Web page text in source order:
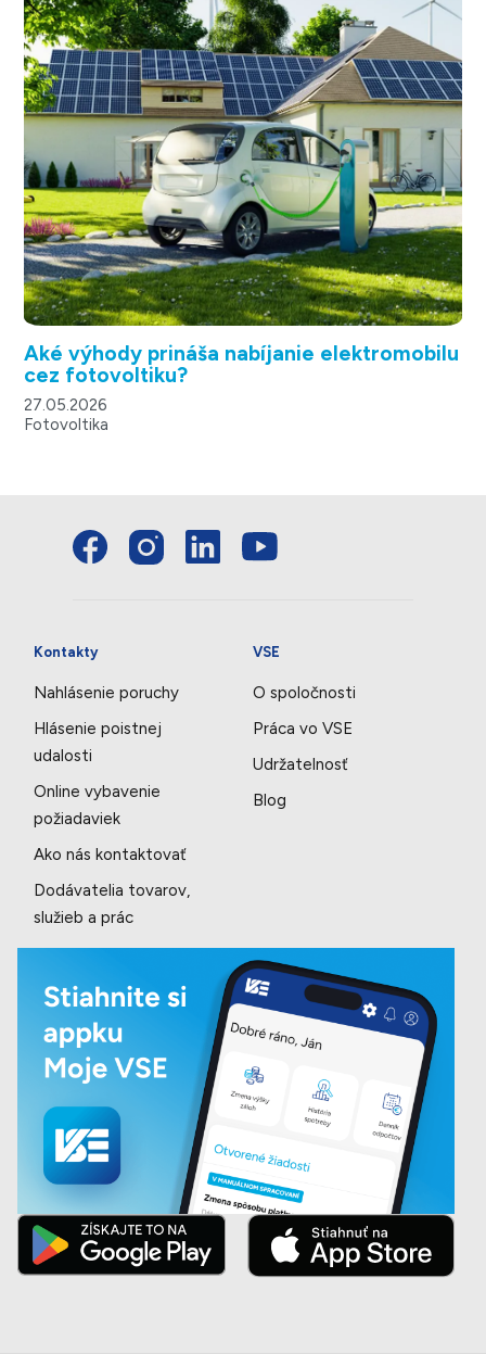
Aké výhody prináša nabíjanie elektromobilu
cez fotovoltiku?
27.05.2026
Fotovoltika
Kontakty
Nahlásenie poruchy
Hlásenie poistnej
udalosti
Online vybavenie
požiadaviek
Ako nás kontaktovať
Dodávatelia tovarov,
služieb a prác
VSE
O spoločnosti
Práca vo VSE
Udržatelnosť
Blog